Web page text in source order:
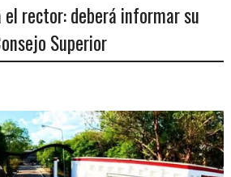
el rector: deberá informar su
Superior